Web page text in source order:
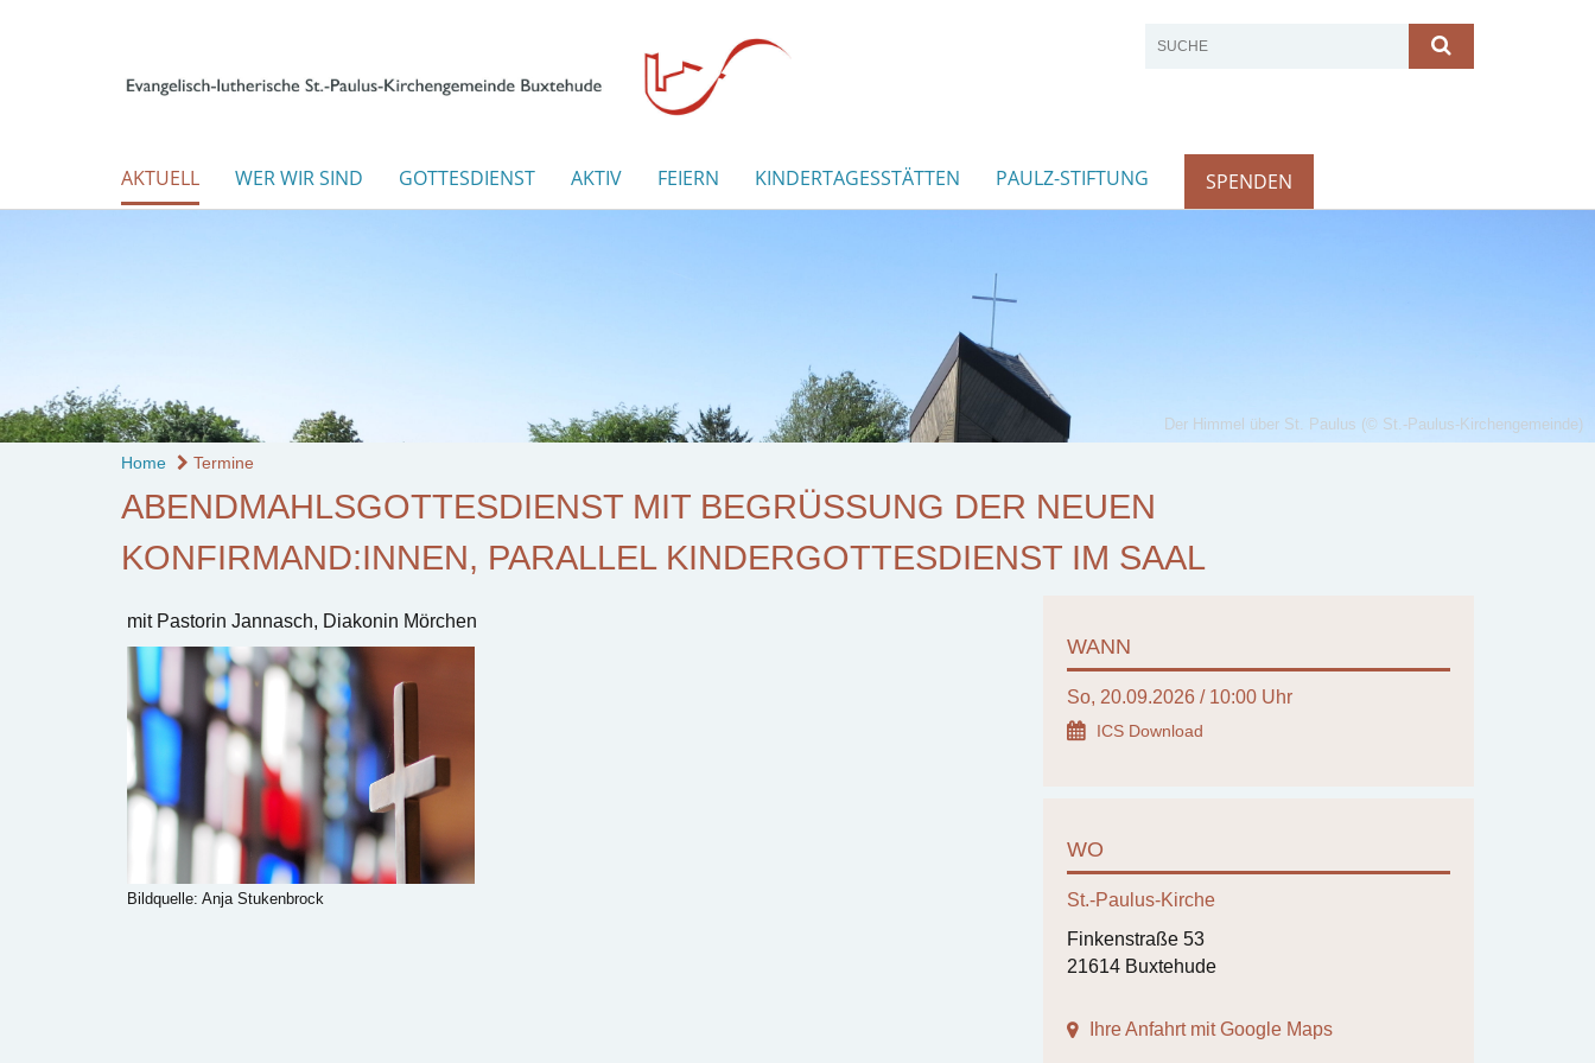
AKTUELL WER WIR SIND GOTTESDIENST AKTIV FEIERN KINDERTAGESSTÄTTEN PAULZ-STIFTUNG SPENDEN
Der Himmel über St. Paulus (© St.-Paulus-Kirchengemeinde)
Home Termine
ABENDMAHLSGOTTESDIENST MIT BEGRÜSSUNG DER NEUEN K
ONFIRMAND:INNEN, PARALLEL KINDERGOTTESDIENST IM SAAL
mit Pastorin Jannasch, Diakonin Mörchen
Bildquelle: Anja Stukenbrock
WANN
So, 20.09.2026 / 10:00 Uhr
ICS Download
WO
St.-Paulus-Kirche
Finkenstraße 53
21614 Buxtehude
Ihre Anfahrt mit Google Maps